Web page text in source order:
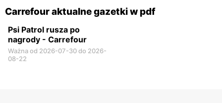
Carrefour aktualne gazetki w pdf
Psi Patrol rusza po
nagrody - Carrefour
Ważna od 2026-07-30 do 2026-
08-22